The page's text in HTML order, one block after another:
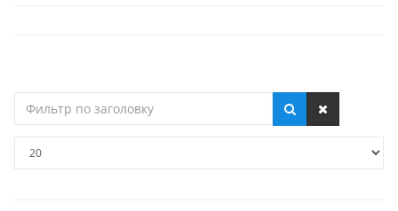
по